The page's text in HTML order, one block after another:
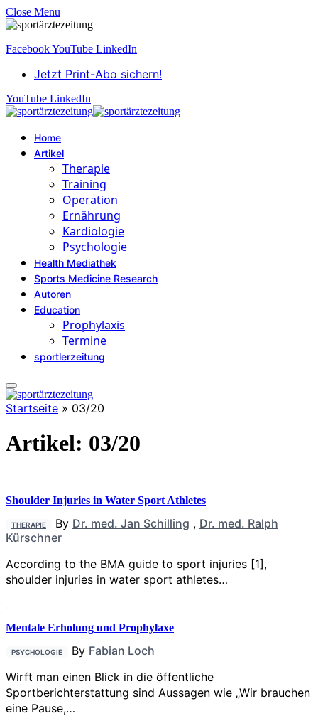
Close Menu
FacebookYouTube LinkedIn
Jetzt Print-Abo sichern!
YouTube LinkedIn
Home
Artikel
Therapie
Training
Operation
Ernährung
Kardiologie
Psychologie
Health Mediathek
Sports Medicine Research
Autoren
Education
Prophylaxis
Termine
sportlerzeitung
Startseite » 03/20
Artikel: 03/20
Shoulder Injuries in Water Sport Athletes
THERAPIE By Dr. med. Jan Schilling , Dr. med. Ralph
Kürschner
According to the BMA guide to sport injuries [1],
shoulder injuries in water sport athletes…
Mentale Erholung und Prophylaxe
PSYCHOLOGIE By Fabian Loch
Wirft man einen Blick in die öffentliche
Sportberichterstattung sind Aussagen wie „Wir brauchen
eine Pause,…